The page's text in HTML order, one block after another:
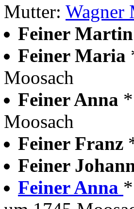
Mutter: Wagner
Feiner Martin
Feiner Maria
Moosach
Feiner Anna
Moosach
Feiner Franz
Feiner
Feiner Anna